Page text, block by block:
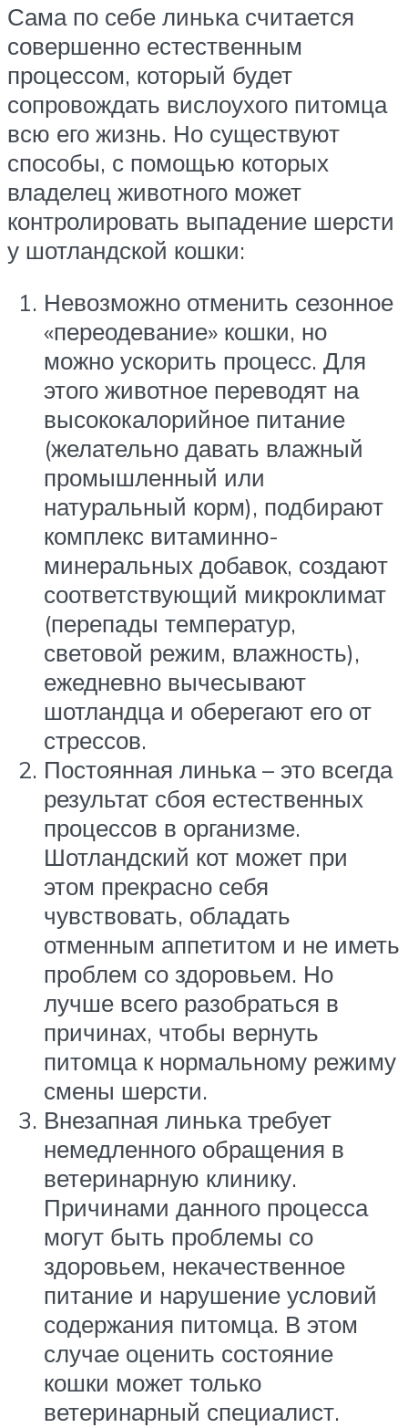
Сама по себе линька считается
совершенно естественным
процессом, который будет
сопровождать вислоухого питомца
всю его жизнь. Но существуют
способы, с помощью которых
владелец животного может
контролировать выпадение шерсти
у шотландской кошки:
Невозможно отменить сезонное
«переодевание» кошки, но
можно ускорить процесс. Для
этого животное переводят на
высококалорийное питание
(желательно давать влажный
промышленный или
натуральный корм), подбирают
комплекс витаминно-
минеральных добавок, создают
соответствующий микроклимат
(перепады температур,
световой режим, влажность),
ежедневно вычесывают
шотландца и оберегают его от
стрессов.
Постоянная линька – это всегда
результат сбоя естественных
процессов в организме.
Шотландский кот может при
этом прекрасно себя
чувствовать, обладать
отменным аппетитом и не иметь
проблем со здоровьем. Но
лучше всего разобраться в
причинах, чтобы вернуть
питомца к нормальному режиму
смены шерсти.
Внезапная линька требует
немедленного обращения в
ветеринарную клинику.
Причинами данного процесса
могут быть проблемы со
здоровьем, некачественное
питание и нарушение условий
содержания питомца. В этом
случае оценить состояние
кошки может только
ветеринарный специалист.